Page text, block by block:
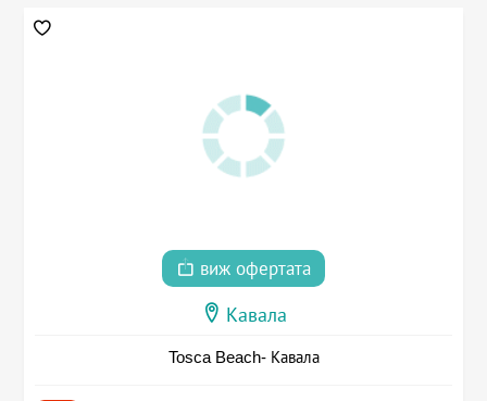
виж офертата
Кавала
Tosca Beach- Кавала